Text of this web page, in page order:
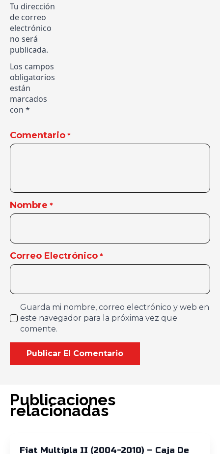
Tu dirección
de correo
electrónico
no será
publicada.
Los campos
obligatorios
están
marcados
con *
Comentario *
Nombre *
Correo Electrónico *
Guarda mi nombre, correo electrónico y web en
este navegador para la próxima vez que
comente.
Publicaciones
relacionadas
Fiat Multipla II (2004-2010) – Caja De